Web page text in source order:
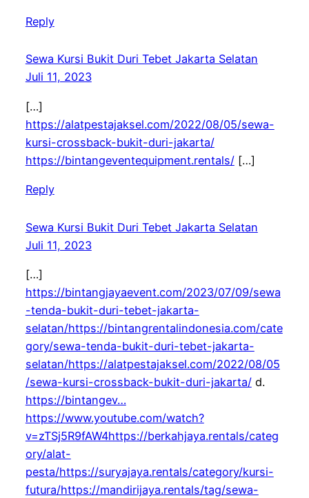
Reply
Sewa Kursi Bukit Duri Tebet Jakarta Selatan
Juli 11, 2023
[…]
https://alatpestajaksel.com/2022/08/05/sewa-
kursi-crossback-bukit-duri-jakarta/
https://bintangeventequipment.rentals/[…]
Reply
Sewa Kursi Bukit Duri Tebet Jakarta Selatan
Juli 11, 2023
[…]
https://bintangjayaevent.com/2023/07/09/sewa
-tenda-bukit-duri-tebet-jakarta-
selatan/https://bintangrentalindonesia.com/cate
gory/sewa-tenda-bukit-duri-tebet-jakarta-
selatan/https://alatpestajaksel.com/2022/08/05
/sewa-kursi-crossback-bukit-duri-jakarta/d.
https://bintangev…
https://www.youtube.com/watch?
v=zTSj5R9fAW4https://berkahjaya.rentals/categ
ory/alat-
pesta/https://suryajaya.rentals/category/kursi-
futura/https://mandirijaya.rentals/tag/sewa-